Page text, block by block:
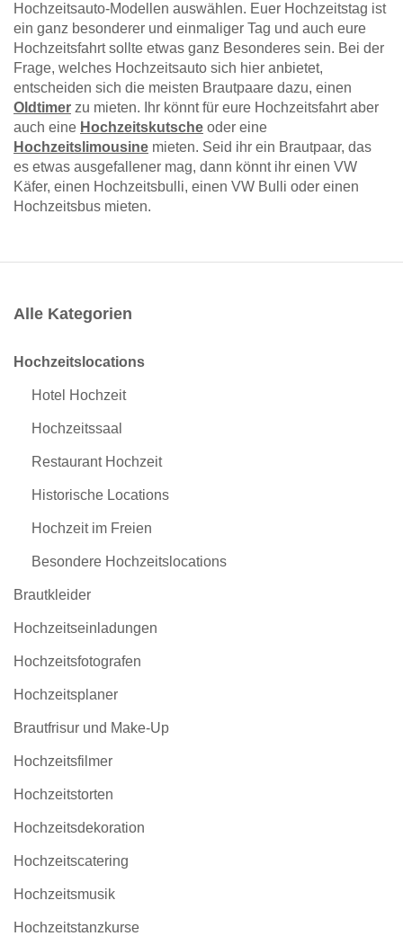
Hochzeitsauto-Modellen auswählen. Euer Hochzeitstag ist
ein ganz besonderer und einmaliger Tag und auch eure
Hochzeitsfahrt sollte etwas ganz Besonderes sein. Bei der
Frage, welches Hochzeitsauto sich hier anbietet,
entscheiden sich die meisten Brautpaare dazu, einen
Oldtimer zu mieten. Ihr könnt für eure Hochzeitsfahrt aber
auch eine Hochzeitskutsche oder eine
Hochzeitslimousine mieten. Seid ihr ein Brautpaar, das
es etwas ausgefallener mag, dann könnt ihr einen VW
Käfer, einen Hochzeitsbulli, einen VW Bulli oder einen
Hochzeitsbus mieten.
Alle Kategorien
Hochzeitslocations
Hotel Hochzeit
Hochzeitssaal
Restaurant Hochzeit
Historische Locations
Hochzeit im Freien
Besondere Hochzeitslocations
Brautkleider
Hochzeitseinladungen
Hochzeitsfotografen
Hochzeitsplaner
Brautfrisur und Make-Up
Hochzeitsfilmer
Hochzeitstorten
Hochzeitsdekoration
Hochzeitscatering
Hochzeitsmusik
Hochzeitstanzkurse